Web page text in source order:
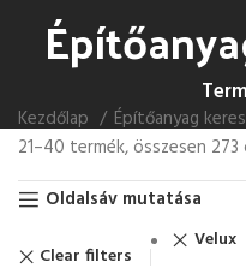
Kezdőlap Építőanyag
21–40 termék, összesen 273
Oldalsáv mutatása
Clear filters
Velux